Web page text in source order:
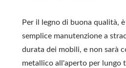
Per il legno di buona qualità,
semplice manutenzione a
durata dei mobili, e non sarà
metallico all'aperto per lungo